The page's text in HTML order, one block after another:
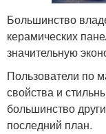
Большинство
керамических
значительную
Пользователи по
свойства и
большинство
последний план.